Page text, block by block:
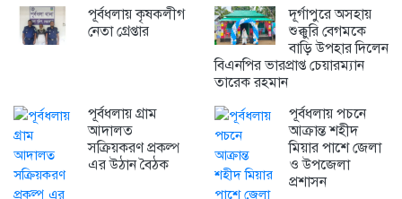
পূর্বধলায় কৃষকলীগ
নেতা গ্রেপ্তার
দূর্গাপুরে অসহায়
শুক্কুরি বেগমকে
বাড়ি উপহার দিলেন
বিএনপির ভারপ্রাপ্ত চেয়ারম্যান
তারেক রহমান
পূর্বধলায় গ্রাম
আদালত
সক্রিয়করণ প্রকল্প
এর উঠান বৈঠক
পূর্বধলায় পচনে
আক্রান্ত শহীদ
মিয়ার পাশে জেলা
ও উপজেলা
প্রশাসন